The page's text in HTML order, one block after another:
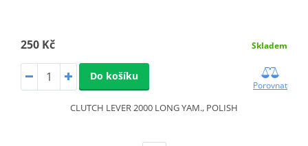
250 Kč Skladem
Do košíku
Porovnat
CLUTCH LEVER 2000 LONG YAM., POLISH